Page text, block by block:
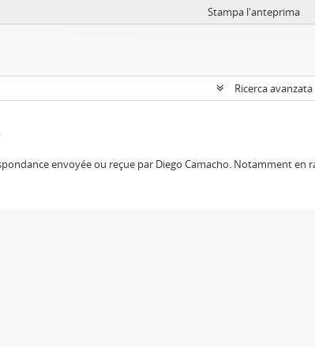
Stampa l'anteprima
Ricerca avanzata
envoyée ou reçue par Diego Camacho. Notamment